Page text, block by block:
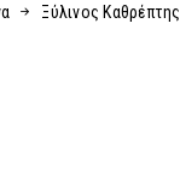
Ξύλινος Καθρέπτης